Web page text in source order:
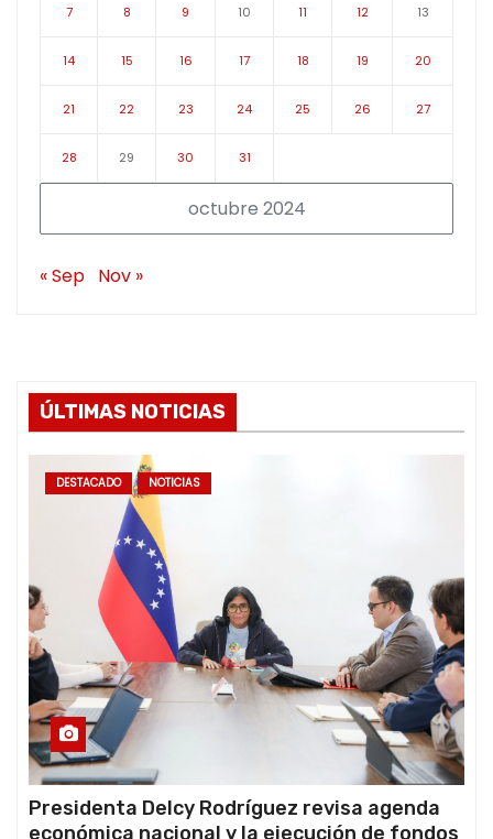
octubre 2024
7 8 9 10 11 12 13
14 15 16 17 18 19 20
21 22 23 24 25 26 27
28 29 30 31
« Sep Nov »
ÚLTIMAS NOTICIAS
DESTACADO NOTICIAS
Presidenta Delcy Rodríguez revisa agenda
económica nacional y la ejecución de fondos